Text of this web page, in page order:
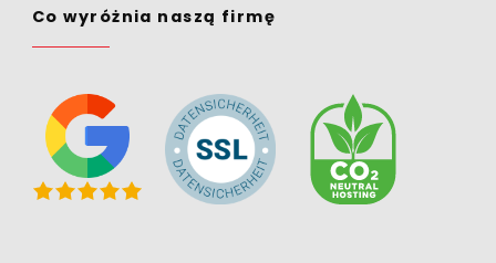
Co wyróżnia naszą firmę